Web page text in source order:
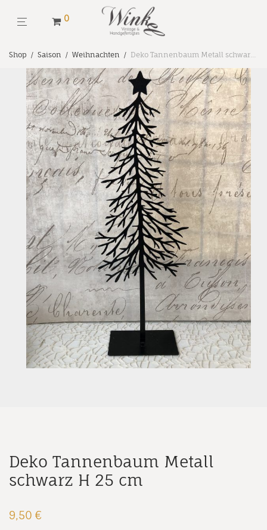
0
Shop / Saison / Weihnachten / Deko Tannenbaum Metall schwarz H 25 cm
Deko Tannenbaum Metall
schwarz H 25 cm
9,50 €